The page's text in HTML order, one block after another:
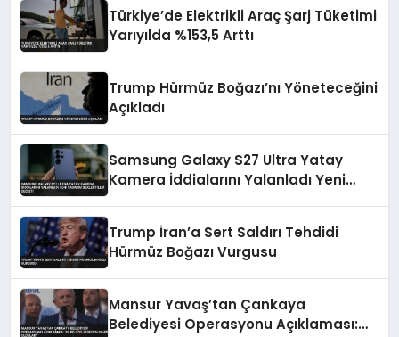
Türkiye’de Elektrikli Araç Şarj Tüketimi
Yarıyılda %153,5 Arttı
Trump Hürmüz Boğazı’nı Yöneteceğini
Açıkladı
Samsung Galaxy S27 Ultra Yatay
Kamera İddialarını Yalanladı Yeni
Trump İran’a Sert Saldırı Tehdidi
Hürmüz Boğazı Vurgusu
Mansur Yavaş’tan Çankaya
Belediyesi Operasyonu Açıklaması: